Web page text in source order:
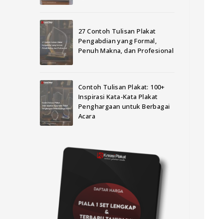
27 Contoh Tulisan Plakat
Pengabdian yang Formal,
Penuh Makna, dan Profesional
Contoh Tulisan Plakat: 100+
Inspirasi Kata-Kata Plakat
Penghargaan untuk Berbagai
Acara